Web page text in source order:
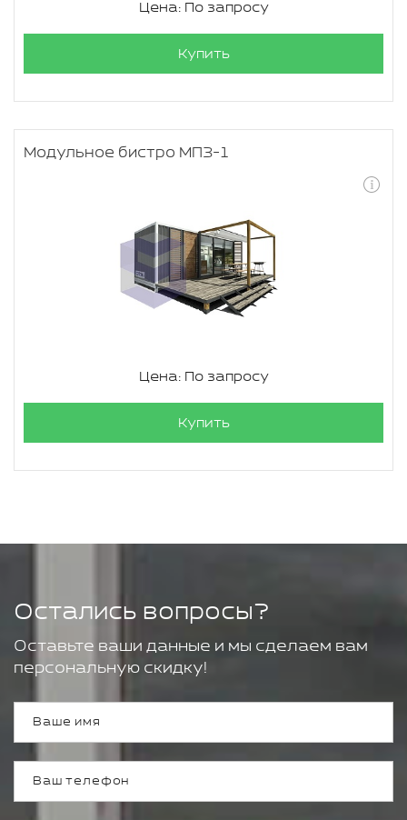
Цена: По запросу
Купить
Модульное бистро МПЗ-1
Цена: По запросу
Купить
Остались вопросы?
Оставьте ваши данные и мы сделаем вам
персональную скидку!